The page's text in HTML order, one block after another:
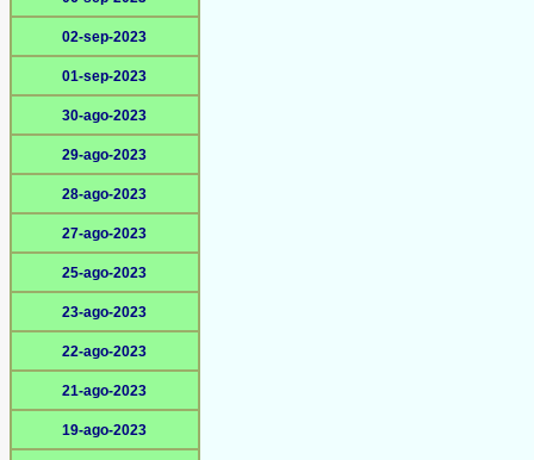
02-sep-2023
01-sep-2023
30-ago-2023
29-ago-2023
28-ago-2023
27-ago-2023
25-ago-2023
23-ago-2023
22-ago-2023
21-ago-2023
19-ago-2023